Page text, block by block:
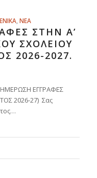
,ΝΕΑ
ΣΤΗΝ Α’
ΣΧΟΛΕΊΟΥ
2026-2027.
ΕΓΓΡΑΦΕΣ
2026-27) Σας